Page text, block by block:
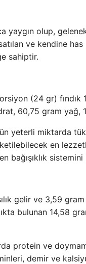
olup,
ve kendine
sahiptir.
(24 gr)
60,75 gram
yeterli miktarda
en
bağışıklık
gelir ve 3,59
bulunan 14,58
protein ve
demir ve